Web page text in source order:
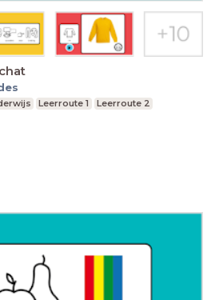
Leerroute 1
Leerroute 2